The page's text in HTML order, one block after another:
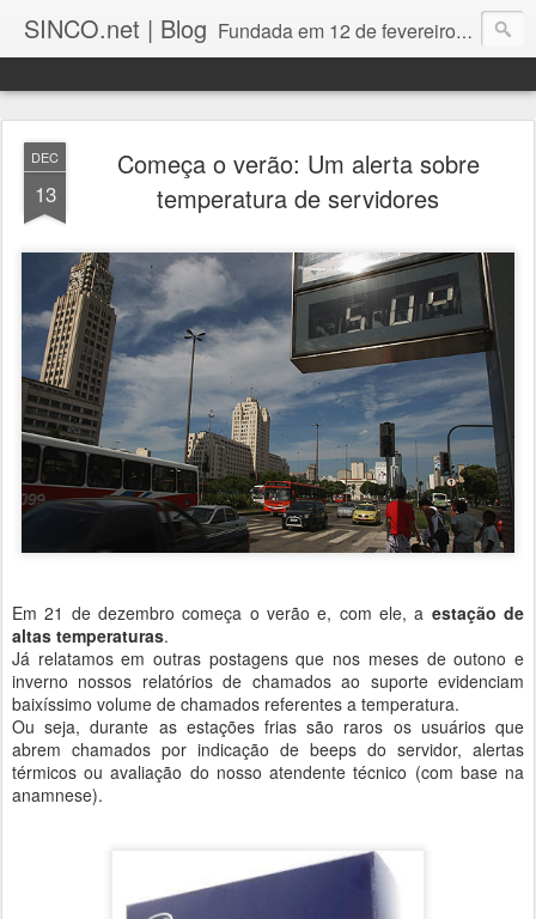
SINCO.net | Blog Fundada em 12 de fevereiro de 1982. Fabricante brasileira de servidores e workstations. Certificações: Intel Technology Provider Platinum, Seagate Storage Solution Provider, Kingston Premium Reseller, Nilko Design Partner.
DEC
13
Começa o verão: Um alerta sobre
temperatura de servidores
Em 21 de dezembro começa o verão e, com ele, a estação de
altas temperaturas.
Já relatamos em outras postagens que nos meses de outono e
inverno nossos relatórios de chamados ao suporte evidenciam
baixíssimo volume de chamados referentes a temperatura.
Ou seja, durante as estações frias são raros os usuários que
abrem chamados por indicação de beeps do servidor, alertas
térmicos ou avaliação do nosso atendente técnico (com base na
anamnese).